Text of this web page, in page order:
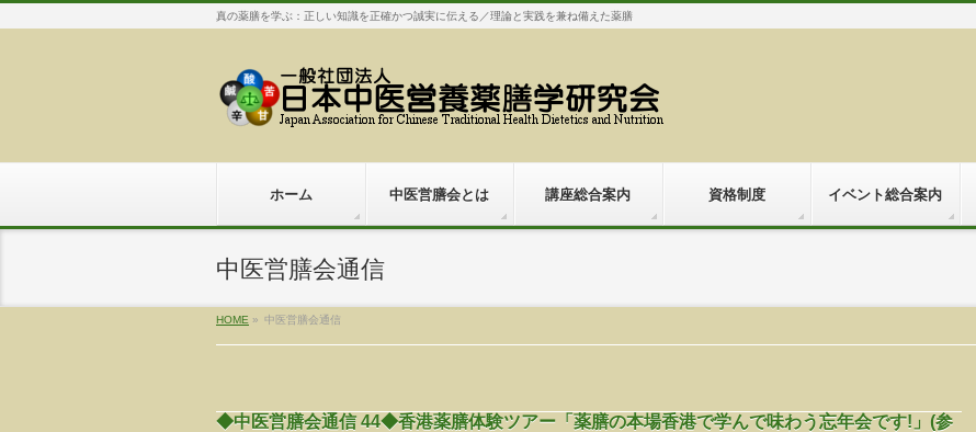
真の薬膳を学ぶ：正しい知識を正確かつ誠実に伝える／理論と実践を兼ね備えた薬膳
ホーム 中医営膳会とは 講座総合案内 資格制度 イベント総合案内
中医営膳会通信
HOME » 中医営膳会通信
◆中医営膳会通信 44◆香港薬膳体験ツアー「薬膳の本場香港で学んで味わう忘年会です!」(参